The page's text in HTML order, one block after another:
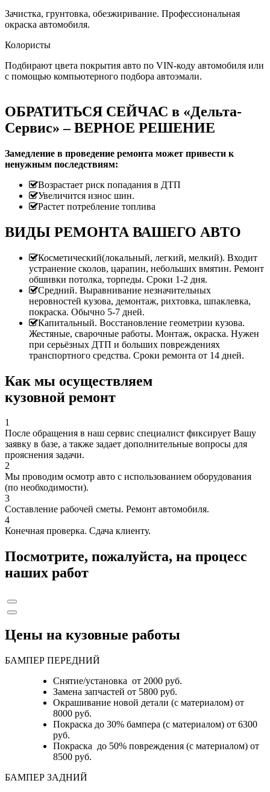
Зачистка, грунтовка, обезжиривание. Профессиональная
окраска автомобиля.
Колористы
Подбирают цвета покрытия авто по VIN-коду автомобиля или
с помощью компьютерного подбора автоэмали.
ОБРАТИТЬСЯ СЕЙЧАС в «Дельта-
Сервис» – ВЕРНОЕ РЕШЕНИЕ
Замедление в проведение ремонта может привести к
ненужным последствиям:
Возрастает риск попадания в ДТП
Увеличится износ шин.
Растет потребление топлива
ВИДЫ РЕМОНТА ВАШЕГО АВТО
Косметический(локальный, легкий, мелкий). Входит
устранение сколов, царапин, небольших вмятин. Ремонт
обшивки потолка, торпеды. Сроки 1-2 дня.
Средний. Выравнивание незначительных
неровностей кузова, демонтаж, рихтовка, шпаклевка,
покраска. Обычно 5-7 дней.
Капитальный. Восстановление геометрии кузова.
Жестяные, сварочные работы. Монтаж, окраска. Нужен
при серьёзных ДТП и больших повреждениях
транспортного средства. Сроки ремонта от 14 дней.
Как мы осуществляем
кузовной ремонт
1
После обращения в наш сервис специалист фиксирует Вашу
заявку в базе, а также задает дополнительные вопросы для
прояснения задачи.
2
Мы проводим осмотр авто с использованием оборудования
(по необходимости).
3
Составление рабочей сметы. Ремонт автомобиля.
4
Конечная проверка. Сдача клиенту.
Посмотрите, пожалуйста, на процесс
наших работ
Цены на кузовные работы
БАМПЕР ПЕРЕДНИЙ
Снятие/установка от 2000 руб.
Замена запчастей от 5800 руб.
Окрашивание новой детали (с материалом) от
8000 руб.
Покраска до 30% бампера (с материалом) от 6300
руб.
Покраска до 50% повреждения (с материалом) от
8500 руб.
БАМПЕР ЗАДНИЙ